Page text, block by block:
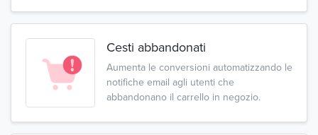
Cesti abbandonati
Aumenta le conversioni automatizzando le
notifiche email agli utenti che
abbandonano il carrello in negozio.